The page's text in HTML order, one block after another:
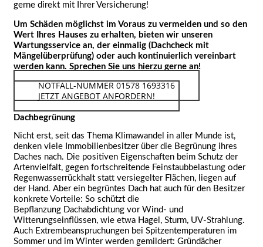
gerne direkt mit Ihrer Versicherung!
Um Schäden möglichst im Voraus zu vermeiden und so den
Wert Ihres Hauses zu erhalten, bieten wir unseren
Wartungsservice an, der einmalig (Dachcheck mit
Mängelüberprüfung) oder auch kontinuierlich vereinbart
werden kann. Sprechen Sie uns hierzu gerne an!
NOTFALL-NUMMER 01578 1693316
JETZT ANGEBOT ANFORDERN!
Dachbegrünung
Nicht erst, seit das Thema Klimawandel in aller Munde ist,
denken viele Immobilienbesitzer über die Begrünung ihres
Daches nach. Die positiven Eigenschaften beim Schutz der
Artenvielfalt, gegen fortschreitende Feinstaubbelastung oder
Regenwasserrückhalt statt versiegelter Flächen, liegen auf
der Hand. Aber ein begrüntes Dach hat auch für den Besitzer
konkrete Vorteile: So schützt die
Bepflanzung Dachabdichtung vor Wind- und
Witterungseinflüssen, wie etwa Hagel, Sturm, UV-Strahlung.
Auch Extrembeanspruchungen bei Spitzentemperaturen im
Sommer und im Winter werden gemildert: Gründächer